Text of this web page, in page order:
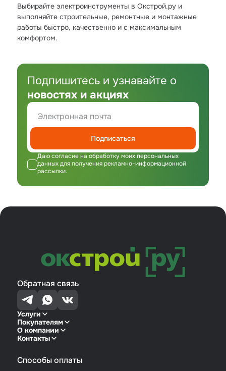
Выбирайте электроинструменты в Окстрой.ру и
выполняйте строительные, ремонтные и монтажные
работы быстро, качественно и с максимальным
комфортом.
Подпишитесь и узнавайте о
новостях и акциях
Подписаться
Даю согласие на обработку моих персональных
данных для получения рекламно-информационной
рассылки.
Обратная связь
Услуги
Покупателям
О компании
Контакты
Способы оплаты